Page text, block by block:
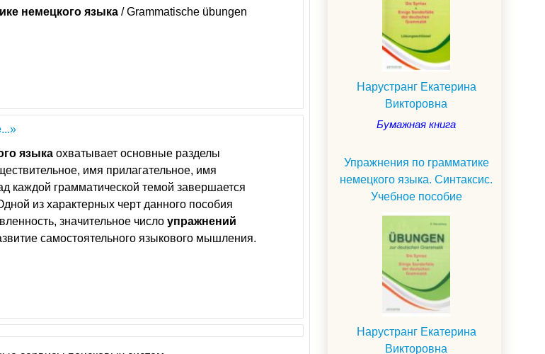
немецкого языка / Grammatische übungen
...»
языка охватывает основные разделы
имя прилагательное, имя
каждой грамматической темой завершается
из характерных черт данного пособия
значительное число упражнений
самостоятельного языкового мышления.
Нарустранг Екатерина
Викторовна
Бумажная книга
Упражнения по грамматике
немецкого языка. Синтаксис.
Учебное пособие
Нарустранг Екатерина
Викторовна